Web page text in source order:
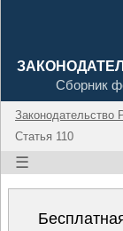
Сборник
Законодательство
Статья 110
☰